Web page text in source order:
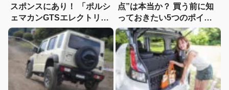
スポンスにあり！ 「ポルシ
ェマカンGTSエレクトリッ
ク」に試乗
点”は本当か？ 買う前に知
っておきたい5つのポイン
ト！小回り、燃費、101馬
力、5速MTを徹底チェック